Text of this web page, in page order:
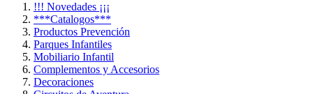
!!! Novedades ¡¡¡
***Catalogos***
Productos Prevención
Parques Infantiles
Mobiliario Infantil
Complementos y Accesorios
Decoraciones